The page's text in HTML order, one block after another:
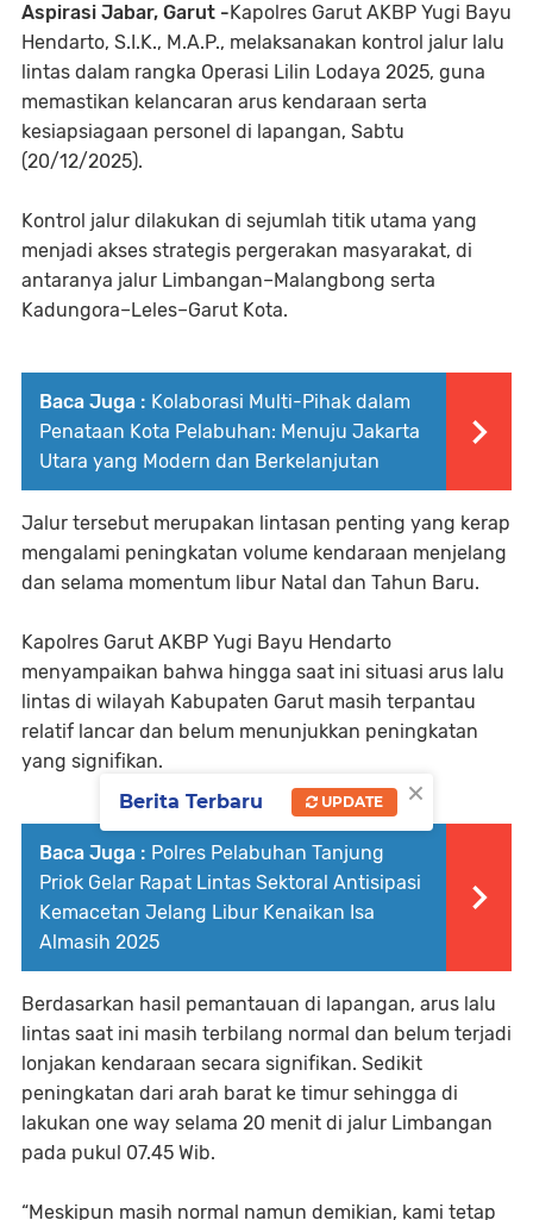
Aspirasi Jabar, Garut -Kapolres Garut AKBP Yugi Bayu
Hendarto, S.I.K., M.A.P., melaksanakan kontrol jalur lalu
lintas dalam rangka Operasi Lilin Lodaya 2025, guna
memastikan kelancaran arus kendaraan serta
kesiapsiagaan personel di lapangan, Sabtu
(20/12/2025).
Kontrol jalur dilakukan di sejumlah titik utama yang
menjadi akses strategis pergerakan masyarakat, di
antaranya jalur Limbangan–Malangbong serta
Kadungora–Leles–Garut Kota.
Baca Juga : Kolaborasi Multi-Pihak dalam
Penataan Kota Pelabuhan: Menuju Jakarta
Utara yang Modern dan Berkelanjutan
Jalur tersebut merupakan lintasan penting yang kerap
mengalami peningkatan volume kendaraan menjelang
dan selama momentum libur Natal dan Tahun Baru.
Kapolres Garut AKBP Yugi Bayu Hendarto
menyampaikan bahwa hingga saat ini situasi arus lalu
lintas di wilayah Kabupaten Garut masih terpantau
relatif lancar dan belum menunjukkan peningkatan
yang signifikan.
Baca Juga : Polres Pelabuhan Tanjung
Priok Gelar Rapat Lintas Sektoral Antisipasi
Kemacetan Jelang Libur Kenaikan Isa
Almasih 2025
Berdasarkan hasil pemantauan di lapangan, arus lalu
lintas saat ini masih terbilang normal dan belum terjadi
lonjakan kendaraan secara signifikan. Sedikit
peningkatan dari arah barat ke timur sehingga di
lakukan one way selama 20 menit di jalur Limbangan
pada pukul 07.45 Wib.
“Meskipun masih normal namun demikian, kami tetap
×
Berita Terbaru UPDATE